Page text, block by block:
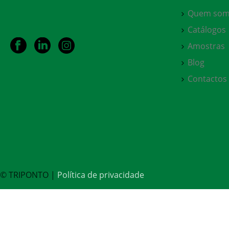
Quem
Catálogos
Amostras
Blog
Contactos
© TRIPONTO | Política de privacidade